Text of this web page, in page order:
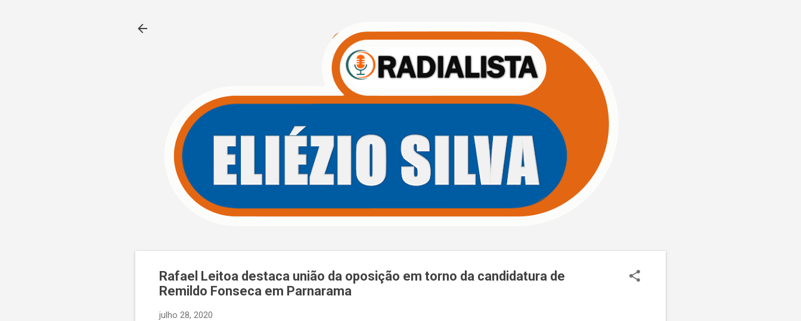
Rafael Leitoa destaca união da oposição em torno da candidatura de
Remildo Fonseca em Parnarama
julho 28, 2020